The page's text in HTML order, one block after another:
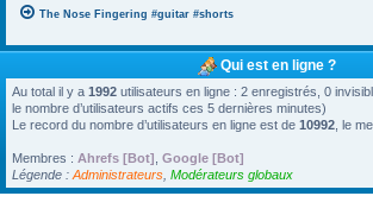
The Nose Fingering #guitar #shorts
Qui est en ligne ?
Au total il y a 1992 utilisateurs en ligne : 2 enregistrés, 0
le nombre d’utilisateurs actifs ces 5 dernières minutes)
Le record du nombre d’utilisateurs en ligne est de 10992 , le
Membres : Ahrefs [Bot] Google [Bot]
Légende : Administrateurs Modérateurs globaux